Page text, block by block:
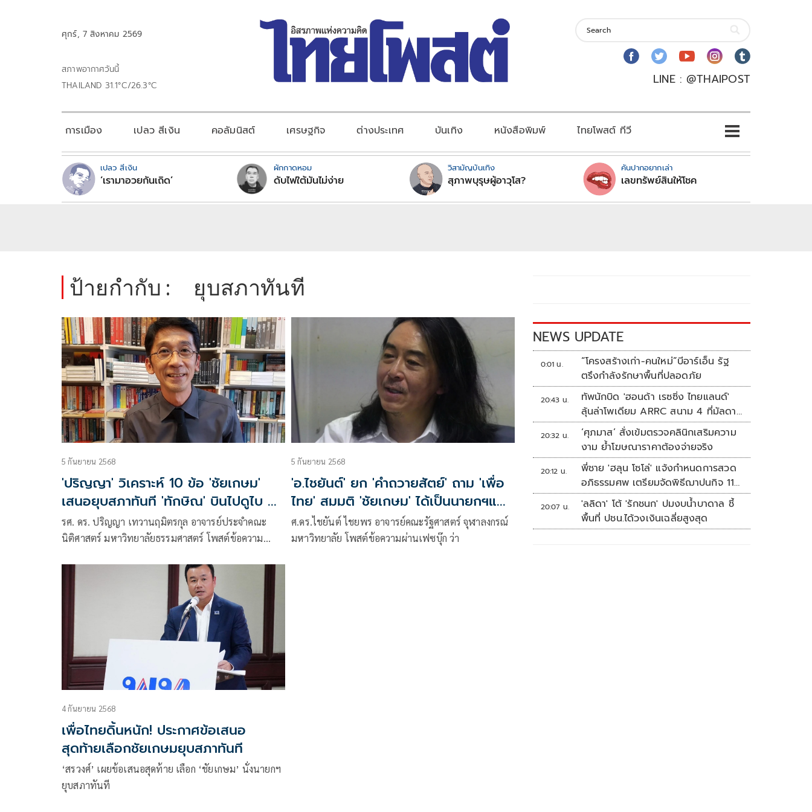
ศุกร์, 7 สิงหาคม 2569
สภาพอากาศวันนี้
THAILAND 31.1°C/26.3°C
LINE : @THAIPOST
การเมือง เปลว สีเงิน คอลัมนิสต์ เศรษฐกิจ ต่างประเทศ บันเทิง หนังสือพิมพ์ ไทยโพสต์ ทีวี
เปลว สีเงิน
‘เรามาอวยกันเถิด’
ผักกาดหอม
ดับไฟใต้มันไม่ง่าย
วิสามัญบันเทิง
สุภาพบุรุษผู้อาวุโส?
คันปากอยากเล่า
เลขทรัพย์สินให้โชค
ป้ายกำกับ : ยุบสภาทันที
5 กันยายน 2568
'ปริญญา' วิเคราะห์ 10 ข้อ 'ชัยเกษม'
เสนอยุบสภาทันที 'ทักษิณ' บินไปดูไบ กับ
ทางเลือกของปชน.
รศ. ดร. ปริญญา เทวานฤมิตรกุล อาจารย์ประจำคณะ
นิติศาสตร์ มหาวิทยาลัยธรรมศาสตร์ โพสต์ข้อความ
การบินไปดูไบของคุณทักษิณ กับ #ทางเลือกของพรรค
5 กันยายน 2568
'อ.ไชยันต์' ยก 'คำถวายสัตย์' ถาม 'เพื่อ
ไทย' สมมติ 'ชัยเกษม' ได้เป็นนายกฯแล้ว
จะยุบสภาทันที
ศ.ดร.ไชยันต์ ไชยพร อาจารย์คณะรัฐศาสตร์ จุฬาลงกรณ์
มหาวิทยาลัย โพสต์ข้อความผ่านเฟซบุ๊ก ว่า
4 กันยายน 2568
เพื่อไทยดิ้นหนัก! ประกาศข้อเสนอ
สุดท้ายเลือกชัยเกษมยุบสภาทันที
‘สรวงศ์’ เผยข้อเสนอสุดท้าย เลือก ‘ชัยเกษม’ นั่งนายกฯ
ยุบสภาทันที
NEWS UPDATE
0:01 น.
“โครงสร้างเก่า-คนใหม่”บีอาร์เอ็น รัฐ
ตรึงกำลังรักษาพื้นที่ปลอดภัย
20:43 น.
ทัพนักบิด 'ฮอนด้า เรซซิ่ง ไทยแลนด์'
ลุ้นล่าโพเดียม ARRC สนาม 4 ที่มัลดาลิ
กา
20:32 น.
‘ศุภมาส’ สั่งเข้มตรวจคลินิกเสริมความ
งาม ย้ำโฆษณาราคาต้องจ่ายจริง
20:12 น.
พี่ชาย 'ฮลุน โซโล่' แจ้งกำหนดการสวด
อภิธรรมศพ เตรียมจัดพิธีฌาปนกิจ 11
ส.ค.
20:07 น.
'ลลิดา' โต้ 'รักชนก' ปมงบน้ำบาดาล ชี้
พื้นที่ ปชน.ได้วงเงินเฉลี่ยสูงสุด